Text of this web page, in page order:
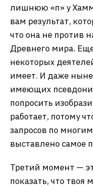
лишнюю «п» у
вам результат,
что она не против
Древнего мира.
некоторых
имеет. И даже
имеющих
попросить
работает, потому
запросов по
выставлено самое
Третий момент —
показать, что твоя